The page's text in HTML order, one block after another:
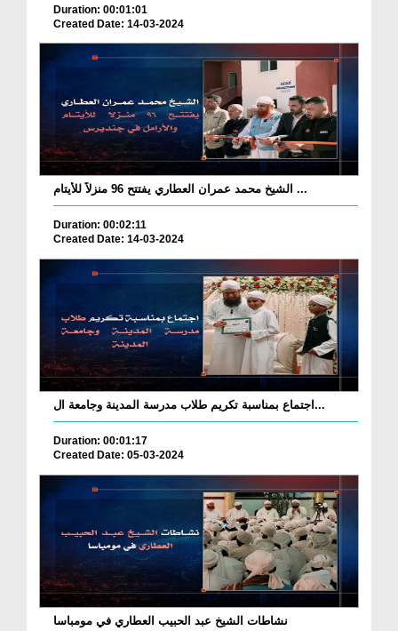
Duration: 00:01:01
Created Date: 14-03-2024
الشيخ محمد عمران العطاري يفتتح 96 منزلاً للأيتام ...
Duration: 00:02:11
Created Date: 14-03-2024
اجتماع بمناسبة تكريم طلاب مدرسة المدينة وجامعة ال...
Duration: 00:01:17
Created Date: 05-03-2024
نشاطات الشيخ عبد الحبيب العطاري في مومباسا